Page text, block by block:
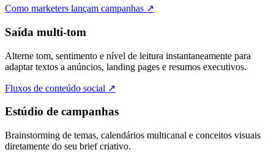
Como marketers lançam campanhas ↗
Saída multi-tom
Alterne tom, sentimento e nível de leitura instantaneamente para
adaptar textos a anúncios, landing pages e resumos executivos.
Fluxos de conteúdo social ↗
Estúdio de campanhas
Brainstorming de temas, calendários multicanal e conceitos visuais
diretamente do seu brief criativo.